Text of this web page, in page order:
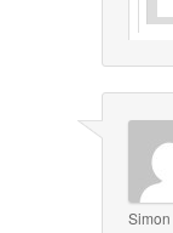
Simon